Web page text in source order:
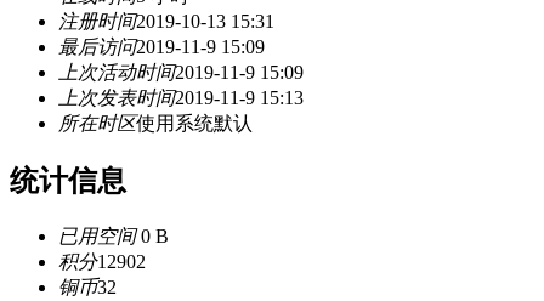
注册时间2019-10-13 15:31
最后访问2019-11-9 15:09
上次活动时间2019-11-9 15:09
上次发表时间2019-11-9 15:13
所在时区使用系统默认
统计信息
已用空间0 B
积分12902
铜币32